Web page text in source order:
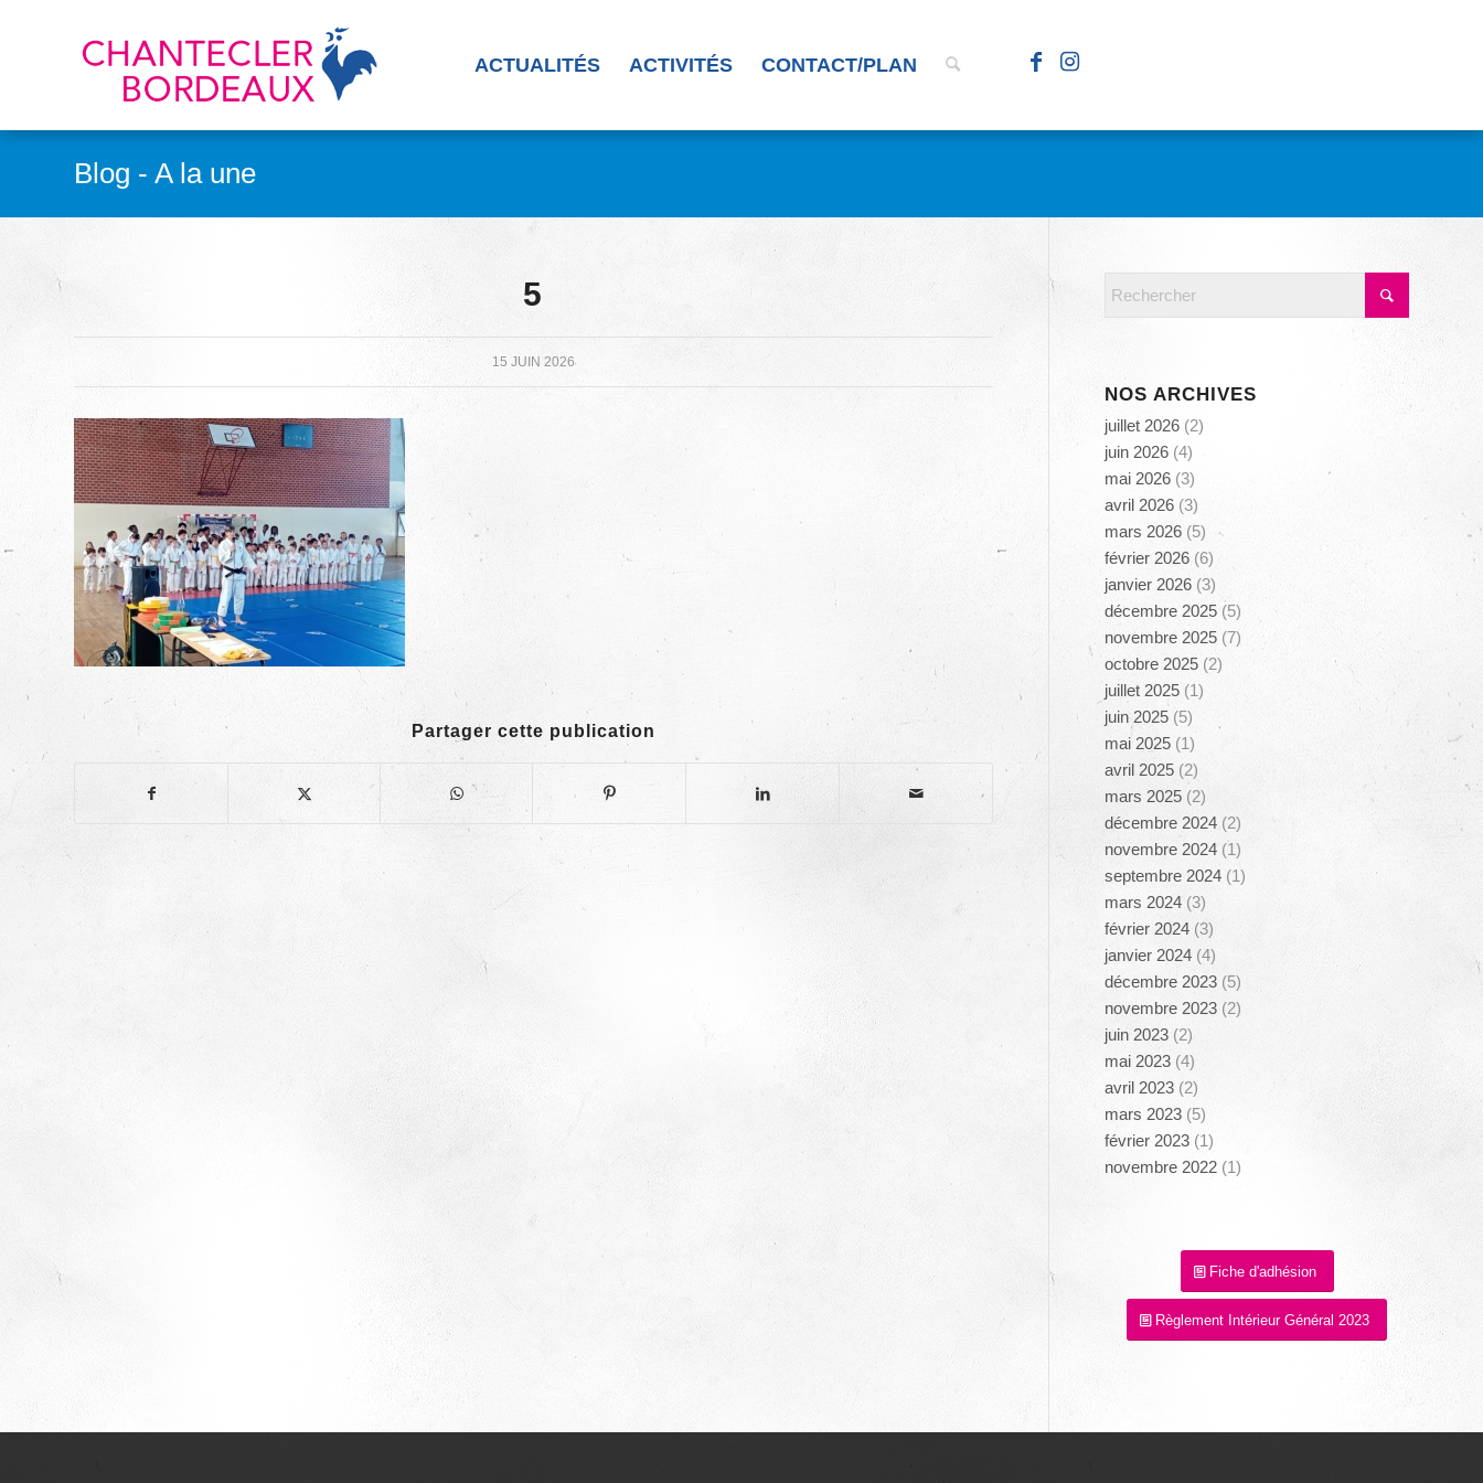
ACTUALITÉS ACTIVITÉS CONTACT/PLAN
Blog - A la une
5
15 JUIN 2026
Partager cette publication
NOS ARCHIVES
juillet 2026 (2)
juin 2026 (4)
mai 2026 (3)
avril 2026 (3)
mars 2026 (5)
février 2026 (6)
janvier 2026 (3)
décembre 2025 (5)
novembre 2025 (7)
octobre 2025 (2)
juillet 2025 (1)
juin 2025 (5)
mai 2025 (1)
avril 2025 (2)
mars 2025 (2)
décembre 2024 (2)
novembre 2024 (1)
septembre 2024 (1)
mars 2024 (3)
février 2024 (3)
janvier 2024 (4)
décembre 2023 (5)
novembre 2023 (2)
juin 2023 (2)
mai 2023 (4)
avril 2023 (2)
mars 2023 (5)
février 2023 (1)
novembre 2022 (1)
Fiche d'adhésion
Règlement Intérieur Général 2023